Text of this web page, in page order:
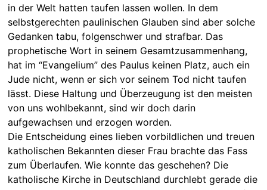
in der Welt hatten taufen lassen wollen. In dem
selbstgerechten paulinischen Glauben sind aber solche
Gedanken tabu, folgenschwer und strafbar. Das
prophetische Wort in seinem Gesamtzusammenhang,
hat im “Evangelium” des Paulus keinen Platz, auch ein
Jude nicht, wenn er sich vor seinem Tod nicht taufen
lässt. Diese Haltung und Überzeugung ist den meisten
von uns wohlbekannt, sind wir doch darin
aufgewachsen und erzogen worden.
Die Entscheidung eines lieben vorbildlichen und treuen
katholischen Bekannten dieser Frau brachte das Fass
zum Überlaufen. Wie konnte das geschehen? Die
katholische Kirche in Deutschland durchlebt gerade die